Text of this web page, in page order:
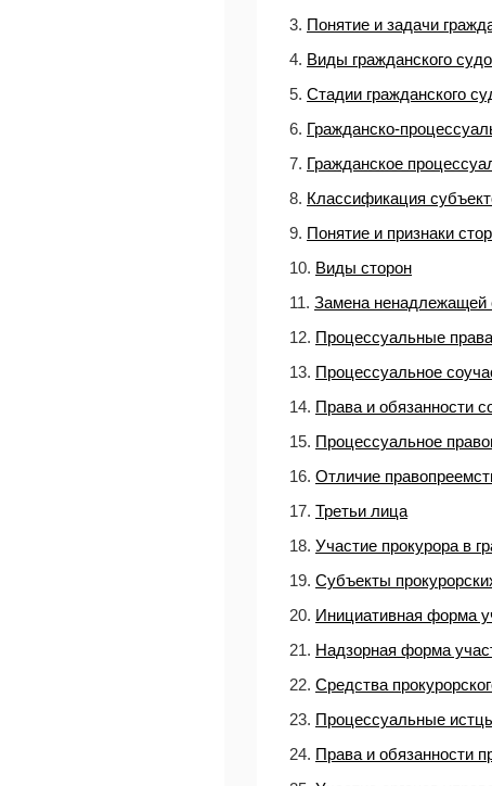
3. Понятие и задачи
4. Виды гражданского
5. Стадии гражданского
6. Гражданско-
7. Гражданское
8. Классификация
9. Понятие и признаки
10. Виды сторон
11. Замена ненадлежащей
12. Процессуальные
13. Процессуальное
14. Права и обязанности
15. Процессуальное
16. Отличие
17. Третьи лица
18. Участие прокурора в
19. Субъекты
20. Инициативная форма
21. Надзорная форма
22. Средства
23. Процессуальные
24. Права и обязанности